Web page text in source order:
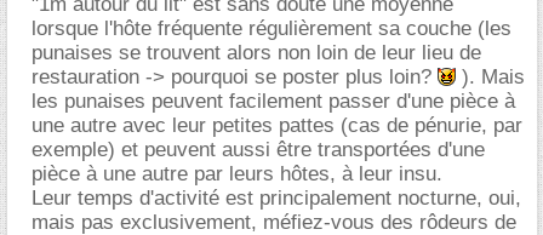
lorsque l'hôte fréquente régulièrement sa couche (les
punaises se trouvent alors non loin de leur lieu de
restauration -> pourquoi se poster plus loin?
). Mais
les punaises peuvent facilement passer d'une pièce à
une autre avec leur petites pattes (cas de pénurie, par
exemple) et peuvent aussi être transportées d'une
pièce à une autre par leurs hôtes, à leur insu.
Leur temps d'activité est principalement nocturne, oui,
mais pas exclusivement, méfiez-vous des rôdeurs de